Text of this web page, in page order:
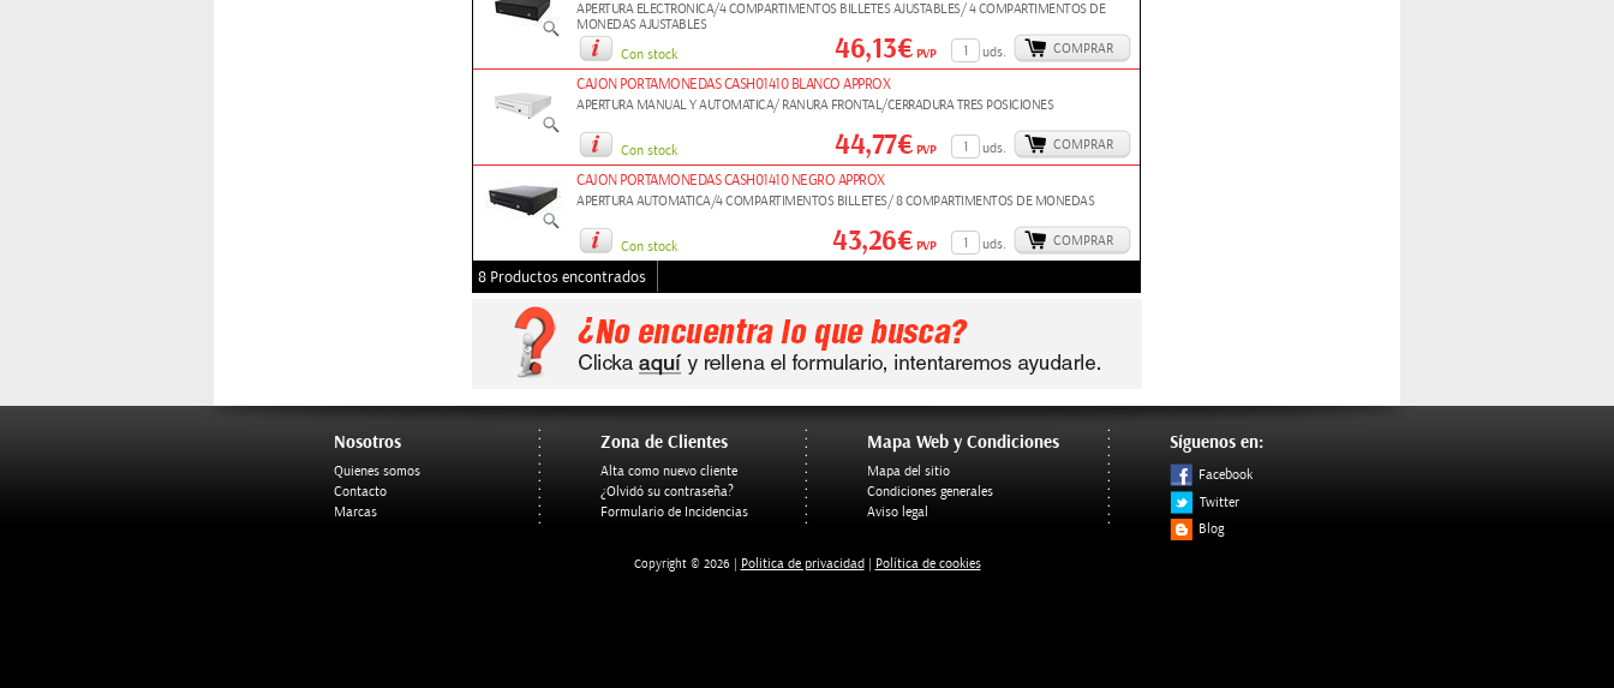
APERTURA ELECTRONICA/4 COMPARTIMENTOS BILLETES AJUSTABLES/ 4 COMPARTIMENTOS DE
MONEDAS AJUSTABLES
Con stock
uds. COMPRAR
46,13€PVP
CAJON PORTAMONEDAS CASH01410 BLANCO APPROX
APERTURA MANUAL Y AUTOMATICA/ RANURA FRONTAL/CERRADURA TRES POSICIONES
Con stock uds. COMPRAR
44,77€PVP
CAJON PORTAMONEDAS CASH01410 NEGRO APPROX
APERTURA AUTOMATICA/4 COMPARTIMENTOS BILLETES/ 8 COMPARTIMENTOS DE MONEDAS
Con stock uds. COMPRAR
43,26€PVP
8 Productos encontrados
Nosotros
Quienes somos
Contacto
Marcas
Zona de Clientes
Alta como nuevo cliente
¿Olvidó su contraseña?
Formulario de Incidencias
Mapa Web y Condiciones
Mapa del sitio
Condiciones generales
Aviso legal
Síguenos en:
Facebook
Twitter
Blog
Copyright © 2026 | Politica de privacidad Política de cookies